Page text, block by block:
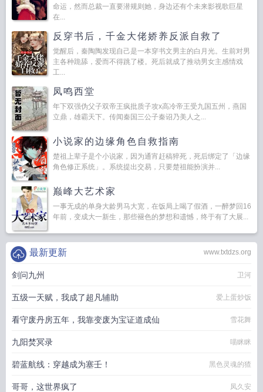
命运，然而总裁一直要潜规则她，身边还有个未来影视歌巨星
在...
反穿书后，千金大佬娇养反派自救了
觉醒后，秦陶陶发现自己是一本穿书文男主的白月光。生前对男
主各种跪舔，爱而不得跳了楼。死后就成了推动男女主感情戏
工...
凤鸣西堂
年下双强伪父子双帝王疯批质子攻x高冷帝王受九国五州，燕国
立鼎，雄霸天下。传闻秦国三公子秦诏乃美人之...
小说家的边缘角色自救指南
楚祖上辈子是个小说家，因为通宵赶稿猝死，死后绑定了「边缘
角色修正系统」。系统提出交易，只要楚祖能扮演并...
巅峰大艺术家
一事无成的单身大龄男马大宽，在饭局上喝了假酒，一醉梦回16
年前，变成大一新生，那些褪色的梦想和遗憾，终于有了大展...
www.txtdzs.org
最新更新
剑问九州 卫河
五级一天赋，我成了超凡辅助 爱上蛋炒饭
看守废丹房五年，我靠变废为宝证道成仙 雪花舞
九阳焚冥录 喵眯眯
碧蓝航线：穿越成为塞壬！ 黑色灵魂的猹
哥哥，这世界疯了 凤久安